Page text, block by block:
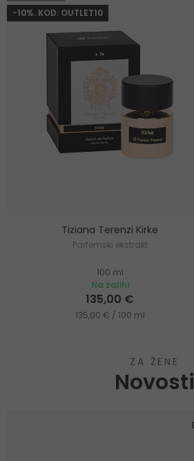
-10%. KOD: OUTLET10
Tiziana Terenzi Kirke
Parfemski ekstrakt
100 ml
Na zalihi
135,00 €
135,00 € / 100 ml
ZA ŽENE
Novosti